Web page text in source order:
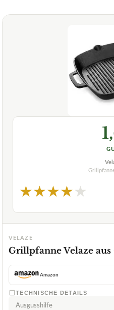
★★★★★
VELAZE
Grillpfanne Velaze aus
Amazon
TECHNISCHE DETAILS
Ausgusshilfe